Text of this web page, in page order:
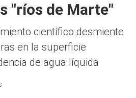
"ríos de Marte"
científico desmiente
en la superficie
de agua líquida